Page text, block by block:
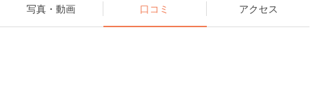
写真・動画 口コミ アクセス